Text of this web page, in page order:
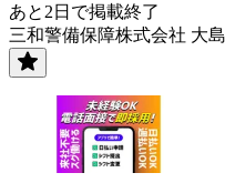
あと2日で掲載終了
三和警備保障株式会社 大